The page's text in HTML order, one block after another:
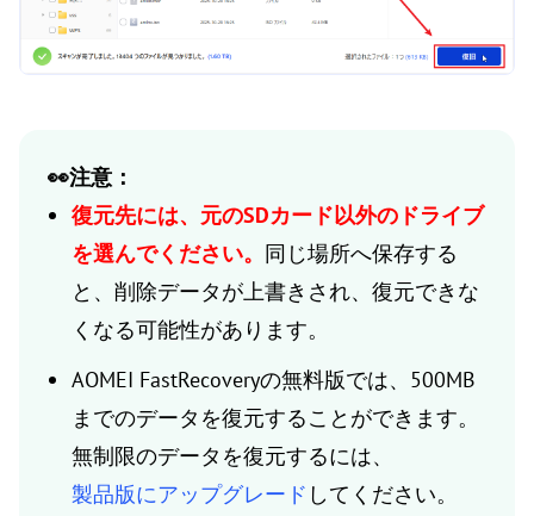
👀注意：
復元先には、元のSDカード以外のドライブ
を選んでください。 同じ場所へ保存する
と、削除データが上書きされ、復元できな
くなる可能性があります。
AOMEI FastRecoveryの無料版では、500MB
までのデータを復元することができます。
無制限のデータを復元するには、
製品版にアップグレード してください。